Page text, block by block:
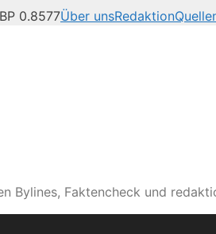
0.8577Über unsRedaktion
Bylines, Faktencheck und